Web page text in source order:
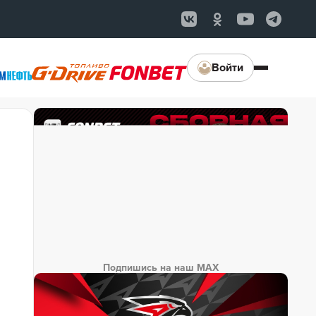
Войти
Подпишись на наш MAX